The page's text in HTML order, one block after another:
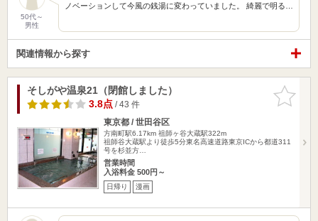
50代～
男性
ノベーションして今風の銭湯に変わっていました。 綺麗で明る…
関連情報から探す
お気に入
りに追加
そしがや温泉21（閉館しました）
3.8点/ 43 件
東京都 / 世田谷区
方南町駅6.17km 祖師ヶ谷大蔵駅322m
祖師谷大蔵駅より徒歩5分東名高速道路東京ICから都道311
号を杉並方…
営業時間
入浴料金 500円～
日帰り 漫画